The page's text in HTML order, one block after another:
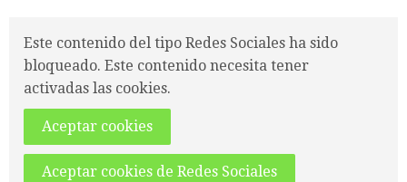
Este contenido del tipo Redes Sociales ha sido
bloqueado. Este contenido necesita tener
activadas las cookies.
Aceptar cookies
Aceptar cookies de Redes Sociales